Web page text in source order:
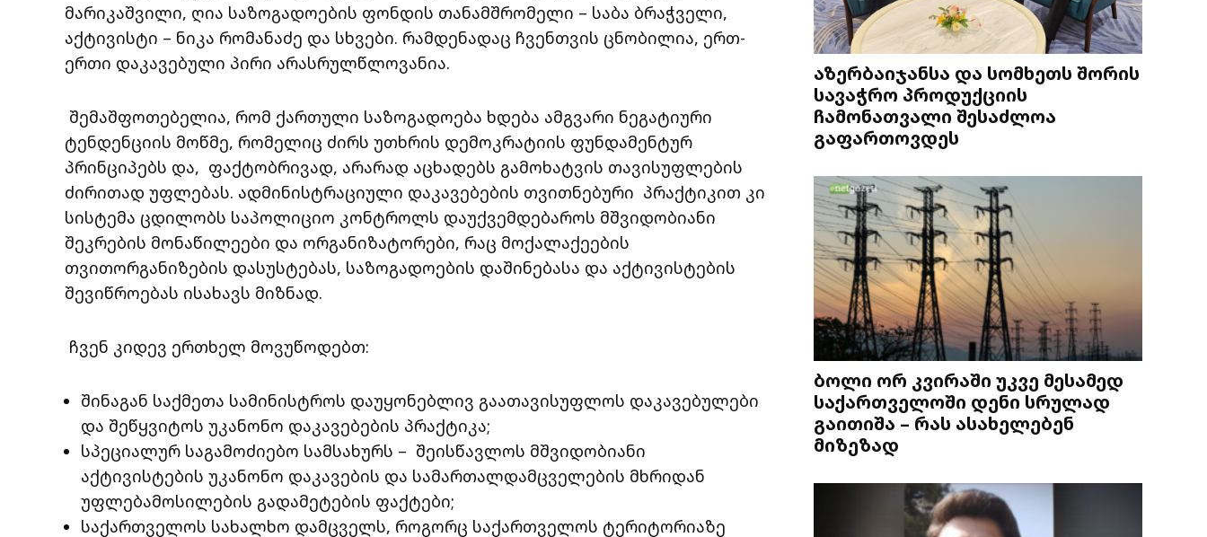
მარიკაშვილი, ღია საზოგადოების ფონდის თანამშრომელი – საბა ბრაჭველი,
აქტივისტი – ნიკა რომანაძე და სხვები. რამდენადაც ჩვენთვის ცნობილია, ერთ-
ერთი დაკავებული პირი არასრულწლოვანია.
შემაშფოთებელია, რომ ქართული საზოგადოება ხდება ამგვარი ნეგატიური
ტენდენციის მოწმე, რომელიც ძირს უთხრის დემოკრატიის ფუნდამენტურ
პრინციპებს და, ფაქტობრივად, არარად აცხადებს გამოხატვის თავისუფლების
ძირითად უფლებას. ადმინისტრაციული დაკავებების თვითნებური პრაქტიკით კი
სისტემა ცდილობს საპოლიციო კონტროლს დაუქვემდებაროს მშვიდობიანი
შეკრების მონაწილეები და ორგანიზატორები, რაც მოქალაქეების
თვითორგანიზების დასუსტებას, საზოგადოების დაშინებასა და აქტივისტების
შევიწროებას ისახავს მიზნად.
ჩვენ კიდევ ერთხელ მოვუწოდებთ:
შინაგან საქმეთა სამინისტროს დაუყონებლივ გაათავისუფლოს დაკავებულები
და შეწყვიტოს უკანონო დაკავებების პრაქტიკა;
სპეციალურ საგამოძიებო სამსახურს – შეისწავლოს მშვიდობიანი
აქტივისტების უკანონო დაკავების და სამართალდამცველების მხრიდან
უფლებამოსილების გადამეტების ფაქტები;
საქართველოს სახალხო დამცველს, როგორც საქართველოს ტერიტორიაზე
აზერბაიჯანსა და სომხეთს შორის
სავაჭრო პროდუქციის
ჩამონათვალი შესაძლოა
გაფართოვდეს
ბოლი ორ კვირაში უკვე მესამედ
საქართველოში დენი სრულად
გაითიშა – რას ასახელებენ
მიზეზად